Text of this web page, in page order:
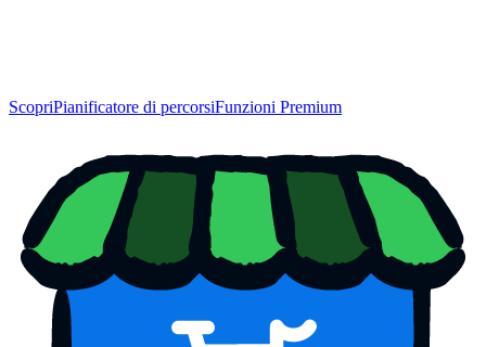
ScopriPianificatore di percorsiFunzioni Premium